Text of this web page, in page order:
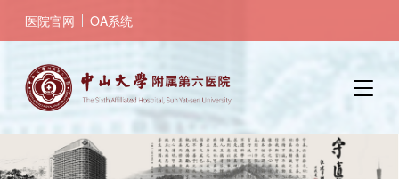
容
医院官网 OA系统